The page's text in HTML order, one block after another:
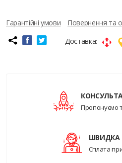
Гарантійні умови Повернення та
Доставка:
Пропонуємо
ШВИДКА
Сплата